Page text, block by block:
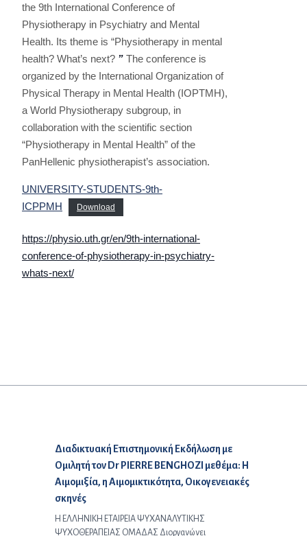
the 9th International Conference of
Physiotherapy in Psychiatry and Mental
Health. Its theme is “Physiotherapy in mental
health? What’s next? ” The conference is
organized by the International Organization of
Physical Therapy in Mental Health (IOPTMH),
a World Physiotherapy subgroup, in
collaboration with the scientific section
“Physiotherapy in Mental Health” of the
PanHellenic physiotherapist’s association.
UNIVERSITY-STUDENTS-9th-
ICPPMH
Download
https://physio.uth.gr/en/9th-international-
conference-of-physiotherapy-in-psychiatry-
whats-next/
Προηγούμενο άρθρο:
Διαδικτυακή Επιστημονική Εκδήλωση με
Ομιλητή τον Dr PIERRE BENGHOZI μεθέμα: Η
Αιμομιξία, η Αιμομικτικότητα, Οικογενειακές
σκηνές
Η ΕΛΛΗΝΙΚΗ ΕΤΑΙΡΕΙΑ ΨΥΧΑΝΑΛΥΤΙΚΗΣ
ΨΥΧΟΘΕΡΑΠΕΙΑΣ ΟΜΑΔΑΣ Διοργανώνει